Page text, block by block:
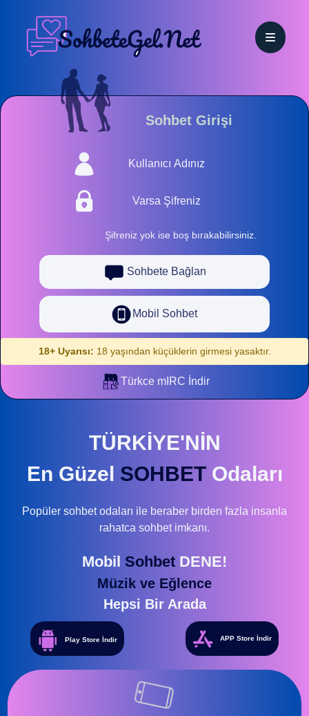
Sohbet Girişi
Şifreniz yok ise boş bırakabilirsiniz.
Sohbete Bağlan
Mobil Sohbet
18+ Uyarısı: 18 yaşından küçüklerin girmesi yasaktır.
Türkce mIRC İndir
TÜRKİYE'NİN
En Güzel SOHBETOdaları
Popüler sohbet odaları ile beraber birden fazla insanla
rahatca sohbet imkanı.
Mobil Sohbet DENE!
Müzik ve Eğlence
Hepsi Bir Arada
Play Store İndir APP Store İndir